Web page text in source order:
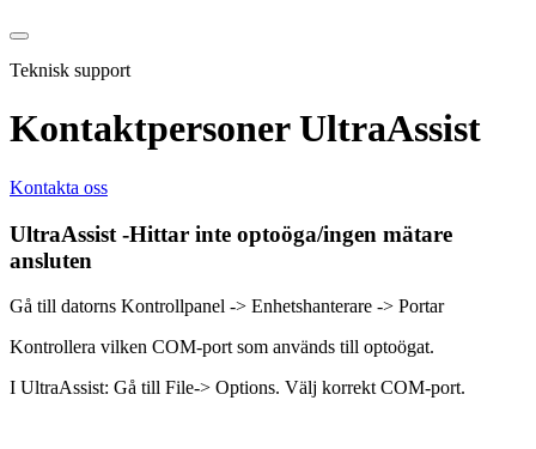
Teknisk support
Kontaktpersoner UltraAssist
Kontakta oss
UltraAssist -Hittar inte optoöga/ingen mätare
ansluten
Gå till datorns Kontrollpanel -> Enhetshanterare -> Portar
Kontrollera vilken COM-port som används till optoögat.
I UltraAssist: Gå till File-> Options. Välj korrekt COM-port.